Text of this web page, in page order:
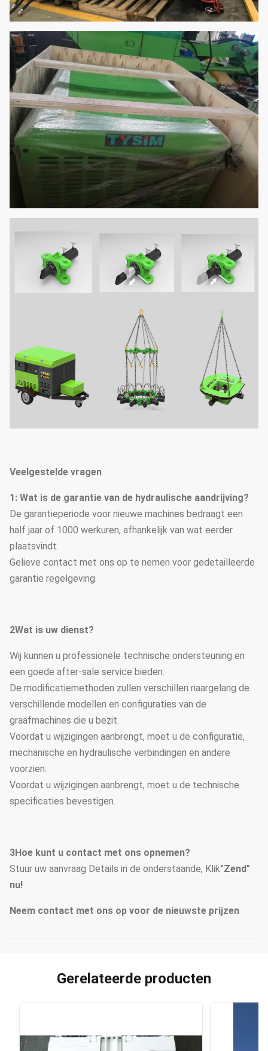
Veelgestelde vragen
1: Wat is de garantie van de hydraulische aandrijving?
De garantieperiode voor nieuwe machines bedraagt een
half jaar of 1000 werkuren, afhankelijk van wat eerder
plaatsvindt.
Gelieve contact met ons op te nemen voor gedetailleerde
garantie regelgeving.
2Wat is uw dienst?
Wij kunnen u professionele technische ondersteuning en
een goede after-sale service bieden.
De modificatiemethoden zullen verschillen naargelang de
verschillende modellen en configuraties van de
graafmachines die u bezit.
Voordat u wijzigingen aanbrengt, moet u de configuratie,
mechanische en hydraulische verbindingen en andere
voorzien.
Voordat u wijzigingen aanbrengt, moet u de technische
specificaties bevestigen.
3Hoe kunt u contact met ons opnemen?
Stuur uw aanvraag Details in de onderstaande, Klik"Zend"
nu!
Neem contact met ons op voor de nieuwste prijzen
Gerelateerde producten